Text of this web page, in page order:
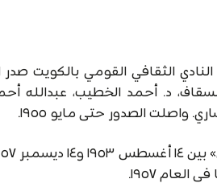
الثقافي القومي بالكويت صدر
د. أحمد الخطيب، عبدالله
واصلت الصدور حتى مايو ١٩٥٥.
١٩٥٧.